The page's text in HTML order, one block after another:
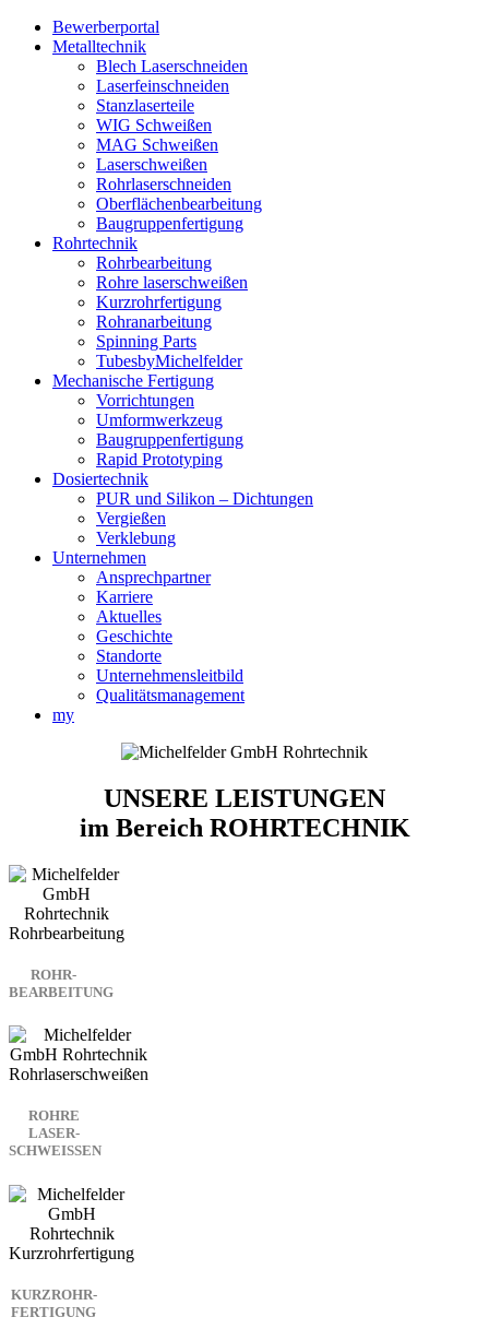
Bewerberportal
Metalltechnik
Blech Laserschneiden
Laserfeinschneiden
Stanzlaserteile
WIG Schweißen
MAG Schweißen
Laserschweißen
Rohrlaserschneiden
Oberflächenbearbeitung
Baugruppenfertigung
Rohrtechnik
Rohrbearbeitung
Rohre laserschweißen
Kurzrohrfertigung
Rohranarbeitung
Spinning Parts
TubesbyMichelfelder
Mechanische Fertigung
Vorrichtungen
Umformwerkzeug
Baugruppenfertigung
Rapid Prototyping
Dosiertechnik
PUR und Silikon – Dichtungen
Vergießen
Verklebung
Unternehmen
Ansprechpartner
Karriere
Aktuelles
Geschichte
Standorte
Unternehmensleitbild
Qualitätsmanagement
my
UNSERE LEISTUNGEN
im Bereich ROHRTECHNIK
ROHR­
BEARBEITUNG
ROHRE
LASER­
SCHWEISSEN
KURZROHR­
FERTIGUNG